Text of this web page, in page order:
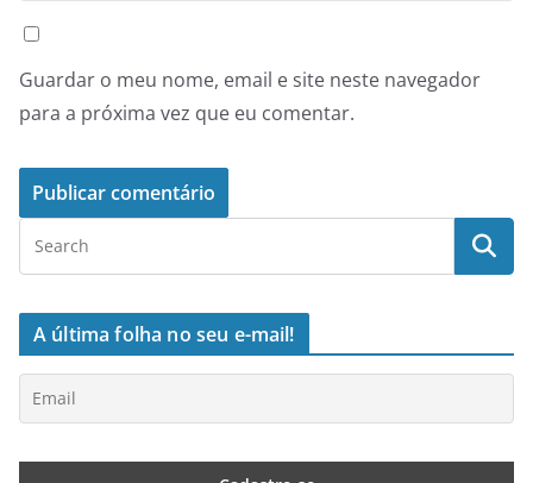
Guardar o meu nome, email e site neste navegador
para a próxima vez que eu comentar.
A última folha no seu e-mail!